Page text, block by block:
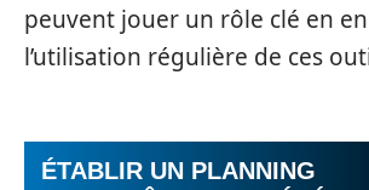
peuvent jouer un rôle clé en
l’utilisation régulière de ces
ÉTABLIR UN PLANNING